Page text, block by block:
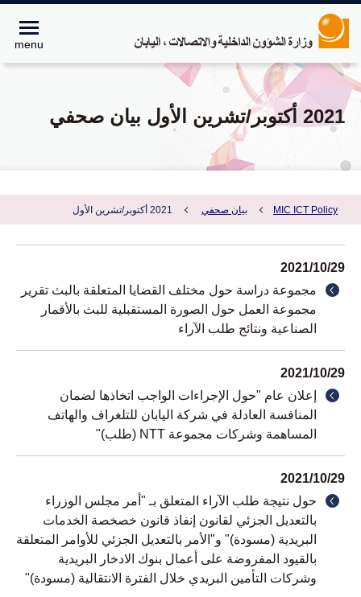
menu
MIC ICT Policy بيان صحفي 2021 أكتوبر/تشرين الأول
2021 أكتوبر/تشرين الأول بيان صحفي
2021/10/29
مجموعة دراسة حول مختلف القضايا المتعلقة بالبث تقرير
مجموعة العمل حول الصورة المستقبلية للبث بالأقمار
الصناعية ونتائج طلب الآراء
2021/10/29
إعلان عام "حول الإجراءات الواجب اتخاذها لضمان
المنافسة العادلة في شركة اليابان للتلغراف والهاتف
المساهمة وشركات مجموعة NTT (طلب)"
2021/10/29
حول نتيجة طلب الآراء المتعلق بـ "أمر مجلس الوزراء
بالتعديل الجزئي لقانون إنفاذ قانون خصخصة الخدمات
البريدية (مسودة)" و"الأمر بالتعديل الجزئي للأوامر المتعلقة
بالقيود المفروضة على أعمال بنوك الادخار البريدية
وشركات التأمين البريدي خلال الفترة الانتقالية (مسودة)"